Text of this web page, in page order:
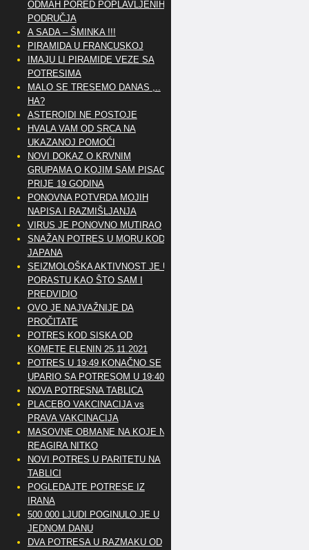
ODMAH PORED POPLAVLJENIH
PODRUČJA
A SADA – ŠMINKA !!!
PIRAMIDA U FRANCUSKOJ
IMAJU LI PIRAMIDE VEZE SA
POTRESIMA
MALO SE TRESEMO DANAS ,..
HA?
ASTEROIDI NE POSTOJE
HVALA VAM OD SRCA NA
UKAZANOJ POMOĆI
NOVI DOKAZ O KRVNIM
GRUPAMA O KOJIM SAM PISAO
PRIJE 19 GODINA
PONOVNA POTVRDA MOJIH
NAPISA I RAZMIŠLJANJA
VIRUS JE PONOVNO MUTIRAO
SNAŽAN POTRES U MORU KOD
JAPANA
SEIZMOLOŠKA AKTIVNOST JE U
PORASTU KAO ŠTO SAM I
PREDVIDIO
OVO JE NAJVAŽNIJE DA
PROČITATE
POTRES KOD SISKA OD
KOMETE ELENIN 25.11.2021
POTRES U 19:49 KONAČNO SE
UPARIO SA POTRESOM U 19:40
NOVA POTRESNA TABLICA
PLACEBO VAKCINACIJA vs
PRAVA VAKCINACIJA
MASOVNE OBMANE NA KOJE NE
REAGIRA NITKO
NOVI POTRES U PARITETU NA
TABLICI
POGLEDAJTE POTRESE IZ
IRANA
500 000 LJUDI POGINULO JE U
JEDNOM DANU
DVA POTRESA U RAZMAKU OD